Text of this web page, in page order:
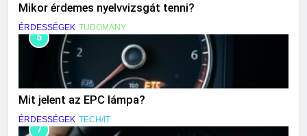
Mikor érdemes nyelvvizsgát tenni?
ÉRDESSÉGEK TUDOMÁNY
6
Mit jelent az EPC lámpa?
ÉRDESSÉGEK TECH/IT
7